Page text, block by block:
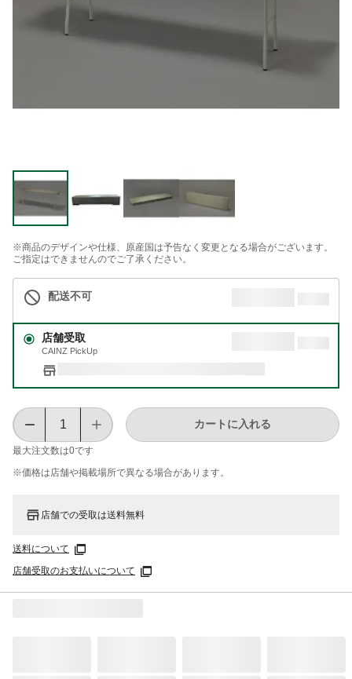
※商品のデザインや仕様、原産国は予告なく変更となる場合がございます。
ご指定はできませんのでご了承ください。
配送不可
店舗受取
CAINZ PickUp
最大注文数は0です
カートに入れる
※価格は​店舗や​掲載場所で​異なる​場合が​あります。
店舗での受取は送料無料
送料について
店舗受取のお支払いについて